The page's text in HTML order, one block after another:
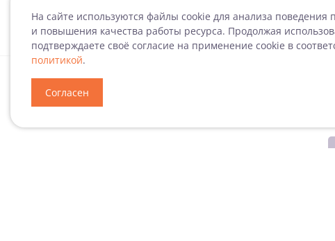
На сайте используются файлы cookie для анализа поведения
и повышения качества работы ресурса. Продолжая
подтверждаете своё согласие на применение cookie в
политикой.
Согласен